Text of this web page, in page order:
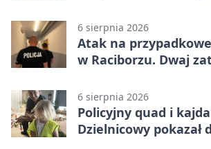
6 sierpnia 2026
Atak na
w Raciborzu. Dwaj
6 sierpnia 2026
Policyjny quad i
Dzielnicowy pokazał